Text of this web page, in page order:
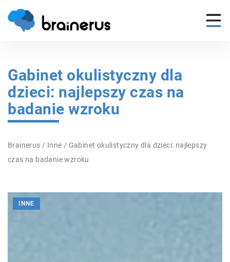
Gabinet okulistyczny dla
dzieci: najlepszy czas na
badanie wzroku
Brainerus / Inne / Gabinet okulistyczny dla dzieci: najlepszy
czas na badanie wzroku
INNE